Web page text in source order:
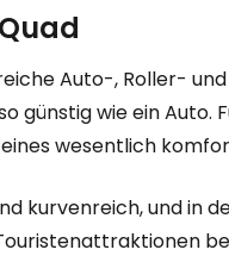
Auto-, Roller-
günstig wie ein Auto.
eines wesentlich
kurvenreich, und in